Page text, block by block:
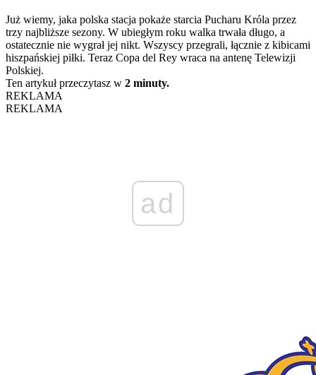
Już wiemy, jaka polska stacja pokaże starcia Pucharu Króla przez
trzy najbliższe sezony. W ubiegłym roku walka trwała długo, a
ostatecznie nie wygrał jej nikt. Wszyscy przegrali, łącznie z kibicami
hiszpańskiej piłki. Teraz Copa del Rey wraca na antenę Telewizji
Polskiej.
Ten artykuł przeczytasz w 2 minuty.
REKLAMA
REKLAMA
ad